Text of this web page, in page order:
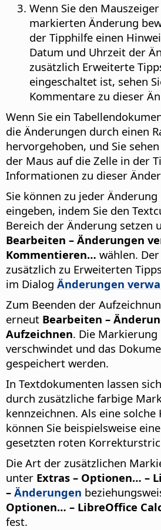
Wenn Sie den
markierten Änderung
der Tipphilfe einen
Datum und Uhrzeit der
zusätzlich Erweiterte
eingeschaltet ist, sehen
Kommentare zu dieser
Wenn Sie ein
die Änderungen durch einen
hervorgehoben, und Sie
der Maus auf die Zelle in der
Informationen zu dieser
Sie können zu jeder
eingeben, indem Sie den
Bereich der Änderung setzen
Bearbeiten – Änderungen
Kommentieren… wählen.
zusätzlich zu Erweiterten
im Dialog Änderungen
Zum Beenden der
erneut Bearbeiten –
Aufzeichnen. Die Markierung
verschwindet und das
gespeichert werden.
In Textdokumenten lassen
durch zusätzliche farbige
kennzeichnen. Als eine solche
können Sie beispielsweise
gesetzten roten
Die Art der zusätzlichen
unter Extras – Optionen… –
– Änderungen
Optionen… – LibreOffice
fest.